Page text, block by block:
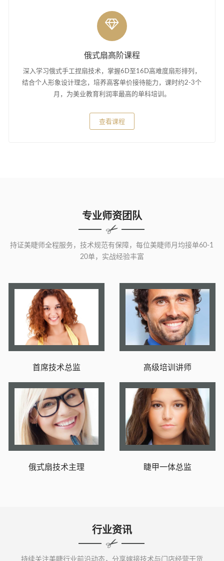
俄式扇高阶课程
深入学习俄式手工捏扇技术，掌握6D至16D高难度扇形排列，
结合个人形象设计理念，培养高客单价接待能力，课时约2-3个
月，为美业教育利润率最高的单科培训。
查看课程
专业师资团队
持证美睫师全程服务，技术规范有保障，每位美睫师月均接单60-1
20单，实战经验丰富
首席技术总监 高级培训讲师
俄式扇技术主理 睫甲一体总监
行业资讯